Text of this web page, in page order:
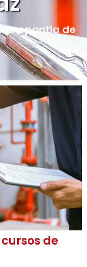
de
de